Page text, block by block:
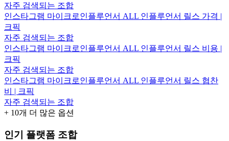
자주 검색되는 조합
인스타그램 마이크로인플루언서 ALL 인플루언서 릴스 가격 |
크픽
자주 검색되는 조합
인스타그램 마이크로인플루언서 ALL 인플루언서 릴스 비용 |
크픽
자주 검색되는 조합
인스타그램 마이크로인플루언서 ALL 인플루언서 릴스 협찬
비 | 크픽
자주 검색되는 조합
+ 10개 더 많은 옵션
인기 플랫폼 조합